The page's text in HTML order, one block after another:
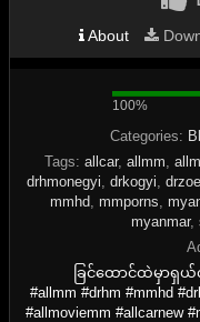
About
100%
Categories:
Tags: allcar, allmm
drhmonegyi drkogyi
mmhd ,mmporns ,
myanmar,
ခြင်ထောင်ထဲမှာ
#allmm #drhm #mmhd
#allmoviemm #allcarnew